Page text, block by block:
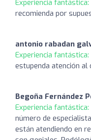
Experiencia fantástica:
recomienda por
antonio rabadan
Experiencia fantástica:
estupenda atención al
Begoña Fernández
Experiencia fantástica:
número de
están atendiendo en